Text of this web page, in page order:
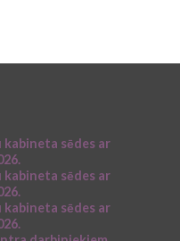
sēdes ar
sēdes ar
sēdes ar